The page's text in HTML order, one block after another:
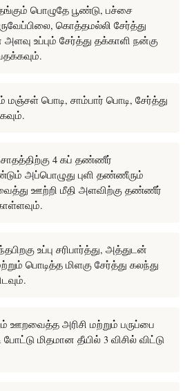
பொழுதே பூண்டு, பச்சை
கொத்தமல்லி சேர்த்து
உப்பும் சேர்த்து தக்காளி நன்கு
மஞ்சள் பொடி, சாம்பார் பொடி, சேர்த்து
சாதத்திற்கு 4 கப் தண்ணீர்
அப்பொழுது புளி தண்ணீரும்
ஊற்றி மீதி அளவிற்கு தண்ணீர்
உப்பு சரிபார்த்து, அத்துடன்
பொடித்த மிளகு சேர்த்து கலந்து
ஊறவைத்த அரிசி மற்றும் பருப்பை
போட்டு மிதமான தீயில் 3 விசில் விட்டு